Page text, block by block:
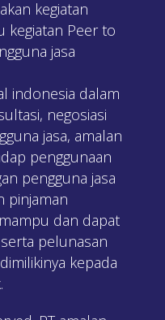
kegiatan
kegiatan Peer to
jasa
indonesia dalam
negosiasi
jasa, amalan
penggunaan
pengguna jasa
pinjaman
dan dapat
pelunasan
kepada